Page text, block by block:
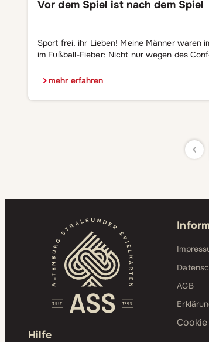
Vor dem Spiel ist nach dem Spiel
Sport frei, ihr Lieben! Meine Männer waren
im Fußball-Fieber: Nicht nur wegen des
Europameisterschaft der Junioren – der U21.
damals schon bei RB Leipzig angefeuert hat,
mehr erfahren
Hilfe
AGB